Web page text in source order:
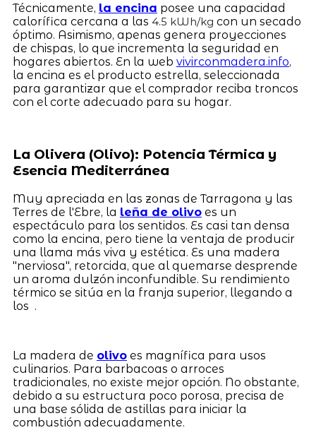
Técnicamente, la encina posee una capacidad
calorífica cercana a las 4.5 kWh/kg con un secado
óptimo. Asimismo, apenas genera proyecciones
de chispas, lo que incrementa la seguridad en
hogares abiertos. En la web vivirconmadera.info,
la encina es el producto estrella, seleccionada
para garantizar que el comprador reciba troncos
con el corte adecuado para su hogar.
La Olivera (Olivo): Potencia Térmica y
Esencia Mediterránea
Muy apreciada en las zonas de Tarragona y las
Terres de l'Ebre, la leña de olivoes un
espectáculo para los sentidos. Es casi tan densa
como la encina, pero tiene la ventaja de producir
una llama más viva y estética. Es una madera
"nerviosa", retorcida, que al quemarse desprende
un aroma dulzón inconfundible. Su rendimiento
térmico se sitúa en la franja superior, llegando a
los .
La madera de olivoes magnífica para usos
culinarios. Para barbacoas o arroces
tradicionales, no existe mejor opción. No obstante,
debido a su estructura poco porosa, precisa de
una base sólida de astillas para iniciar la
combustión adecuadamente.